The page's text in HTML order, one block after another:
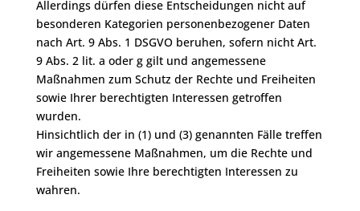
Allerdings dürfen diese Entscheidungen nicht auf
besonderen Kategorien personenbezogener Daten
nach Art. 9 Abs. 1 DSGVO beruhen, sofern nicht Art.
9 Abs. 2 lit. a oder g gilt und angemessene
Maßnahmen zum Schutz der Rechte und Freiheiten
sowie Ihrer berechtigten Interessen getroffen
wurden.
Hinsichtlich der in (1) und (3) genannten Fälle treffen
wir angemessene Maßnahmen, um die Rechte und
Freiheiten sowie Ihre berechtigten Interessen zu
wahren.